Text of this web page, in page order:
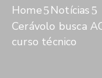
Instituto
De
Pesquisa
Home
Notícias
Cerávolo busca
curso técnico